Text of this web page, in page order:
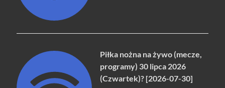
Piłka nożna na żywo (mecze,
programy) 30 lipca 2026
(Czwartek)? [2026-07-30]